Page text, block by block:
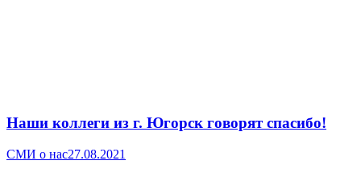
Наши коллеги из г. Югорск говорят спасибо!
СМИ о нас27.08.2021